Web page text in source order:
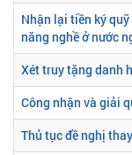
Nhận lại tiền ký
năng nghề ở nước
Xét truy tặng danh
Công nhận và giải
Thủ tục đề nghị